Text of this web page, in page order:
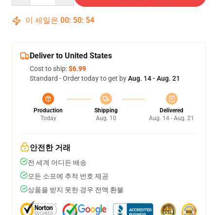
이 세일은 00: 50: 53
Deliver to United States
Cost to ship:$6.99
Standard - Order today to get byAug. 14 - Aug. 21
Production
Today
Shipping
Aug. 10
Delivered
Aug. 14 - Aug. 21
안전한 거래
전 세계 어디든 배송
모든 소포에 추적 번호 제공
상품을 받지 못한 경우 전액 환불